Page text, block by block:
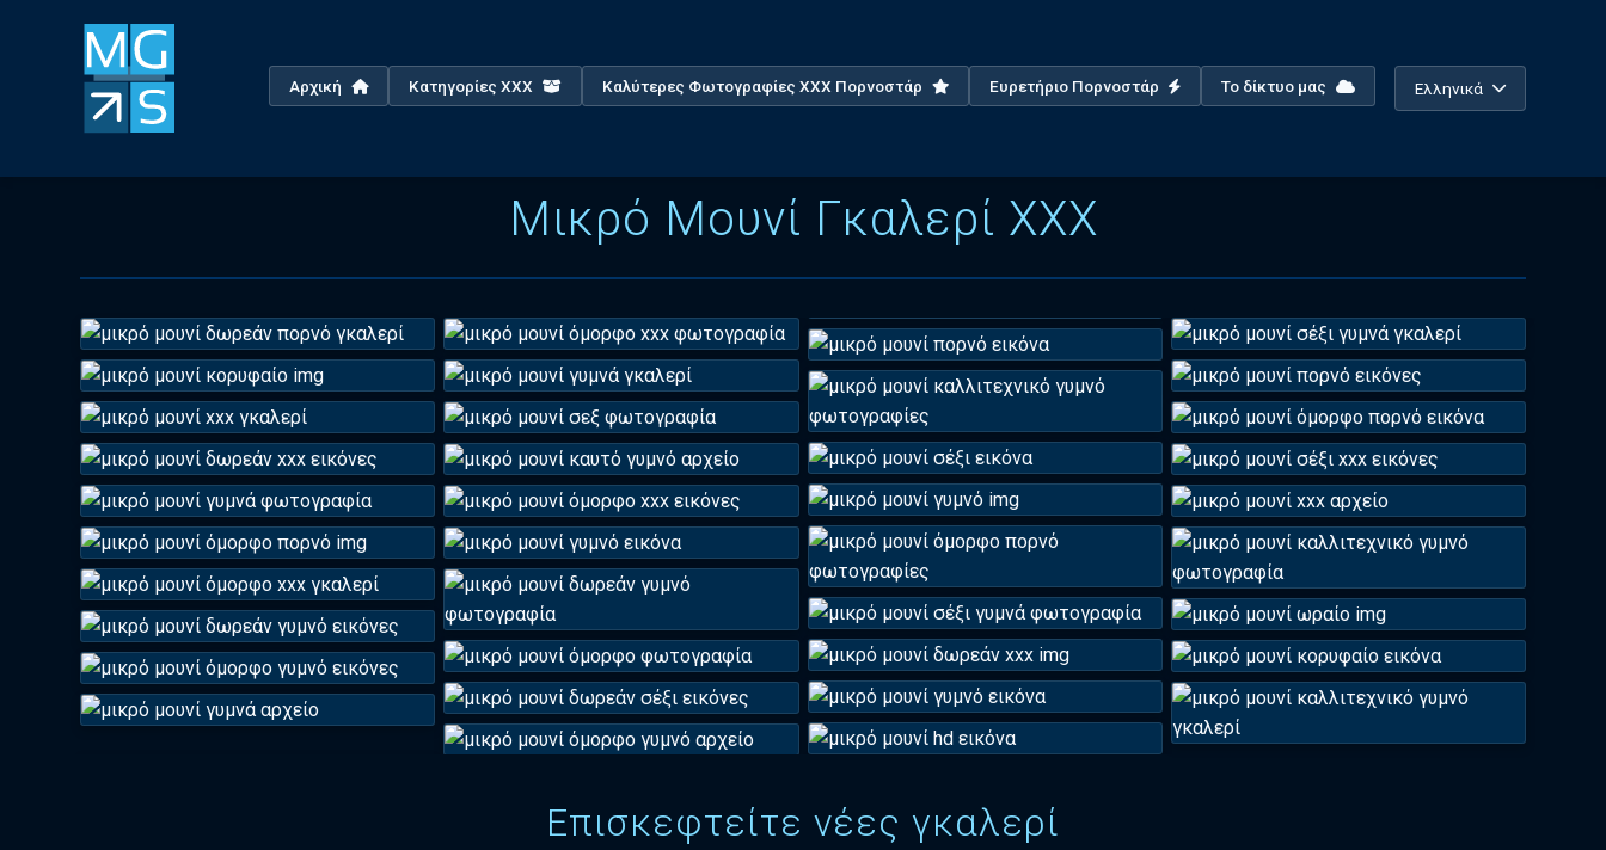
Αρχική Κατηγορίες XXX Καλύτερες Φωτογραφίες XXX Πορνοστάρ Ευρετήριο Πορνοστάρ Το δίκτυο μας Ελληνικά
Μικρό Μουνί Γκαλερί XXX
Επισκεφτείτε νέες γκαλερί